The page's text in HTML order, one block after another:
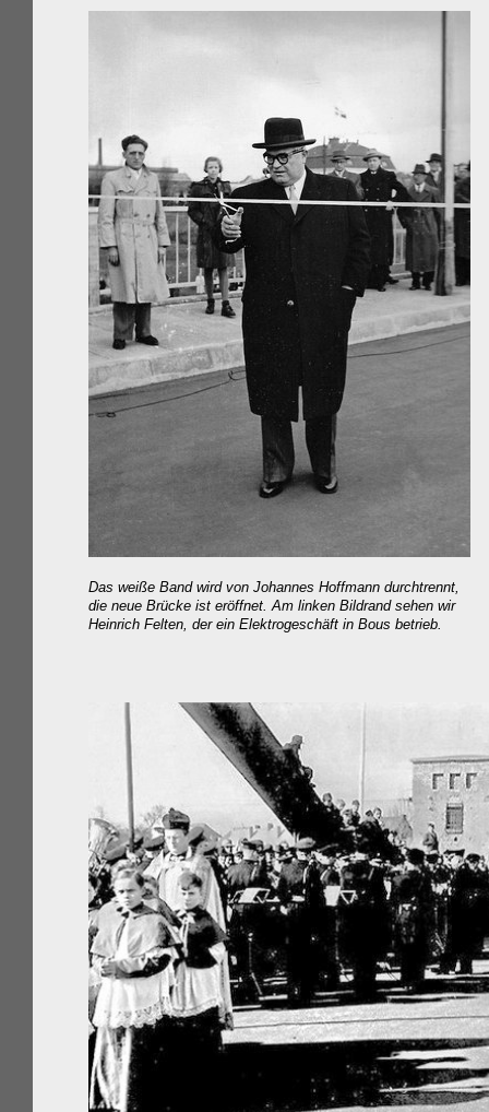
Das weiße Band wird von Johannes Hoffmann durchtrennt,
die neue Brücke ist eröffnet. Am linken Bildrand sehen wir
Heinrich Felten, der ein Elektrogeschäft in Bous betrieb.